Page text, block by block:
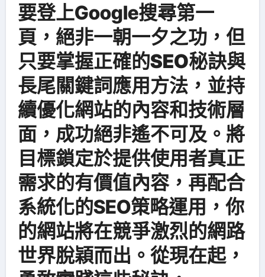
要登上Google搜尋第一
頁，絕非一朝一夕之功，但
只要掌握正確的SEO秘訣與
長尾關鍵詞應用方法，並持
續優化網站的內容和技術層
面，成功絕非遙不可及。將
目標鎖定於提供使用者真正
需求的有價值內容，再配合
系統化的SEO策略運用，你
的網站將在競爭激烈的網路
世界脫穎而出。從現在起，